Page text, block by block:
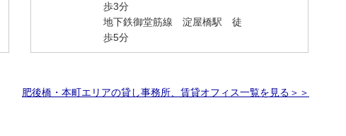
歩3分
地下鉄御堂筋線 淀屋橋駅 徒
歩5分
肥後橋・本町エリアの貸し事務所、賃貸オフィス一覧を見る＞＞